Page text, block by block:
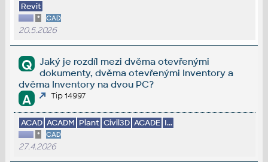
Revit
* CAD
20.5.2026
Q
Jaký je rozdíl mezi dvěma otevřenými
dokumenty, dvěma otevřenými Inventory a
dvěma Inventory na dvou PC?
A Tip 14997
ACAD ACADM Plant Civil3D ACADE I...
* CAD
27.4.2026